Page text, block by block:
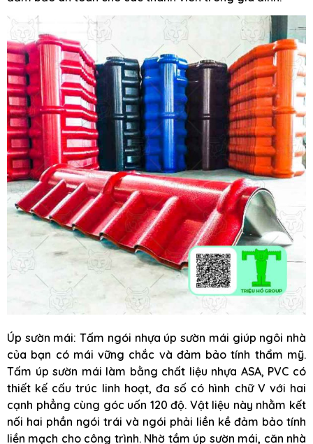
Úp sườn mái: Tấm ngói nhựa úp sườn mái giúp ngôi nhà
của bạn có mái vững chắc và đảm bảo tính thẩm mỹ.
Tấm úp sườn mái làm bằng chất liệu nhựa ASA, PVC có
thiết kế cấu trúc linh hoạt, đa số có hình chữ V với hai
cạnh phẳng cùng góc uốn 120 độ. Vật liệu này nhằm kết
nối hai phần ngói trái và ngói phải liền kề đảm bảo tính
liền mạch cho công trình. Nhờ tầm úp sườn mái, căn nhà